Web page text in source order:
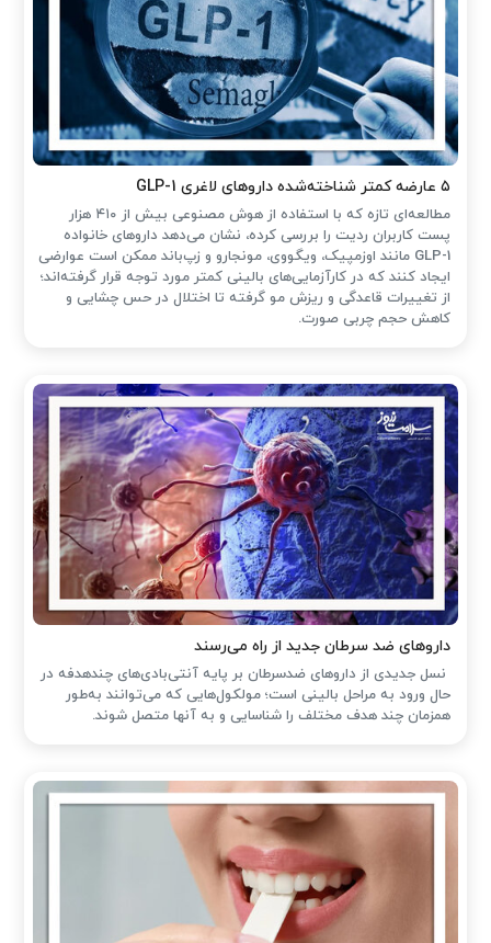
۵ عارضه کمتر شناخته‌شده داروهای لاغری GLP-1
مطالعه‌ای تازه که با استفاده از هوش مصنوعی بیش از ۴۱۰ هزار
پست کاربران ردیت را بررسی کرده، نشان می‌دهد داروهای خانواده
GLP-1 مانند اوزمپیک، ویگووی، مونجارو و زپ‌باند ممکن است عوارضی
ایجاد کنند که در کارآزمایی‌های بالینی کمتر مورد توجه قرار گرفته‌اند؛
از تغییرات قاعدگی و ریزش مو گرفته تا اختلال در حس چشایی و
کاهش حجم چربی صورت.
داروهای ضد سرطان جدید از راه می‌رسند
نسل جدیدی از داروهای ضدسرطان بر پایه آنتی‌بادی‌های چندهدفه در
حال ورود به مراحل بالینی است؛ مولکول‌هایی که می‌توانند به‌طور
همزمان چند هدف مختلف را شناسایی و به آنها متصل شوند.